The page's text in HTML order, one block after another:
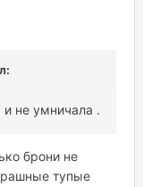
и не умничала .
брони не
тупые